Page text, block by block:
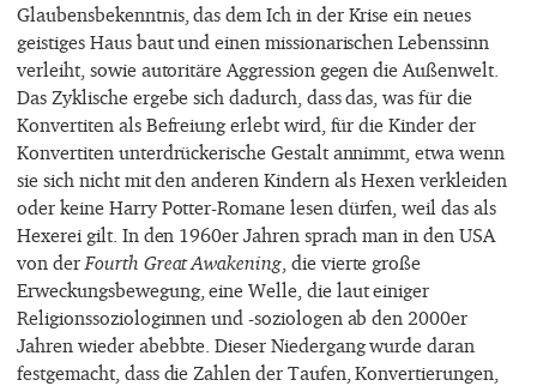
Glaubensbekenntnis, das dem Ich in der Krise ein neues
geistiges Haus baut und einen missionarischen Lebenssinn
verleiht, sowie autoritäre Aggression gegen die Außenwelt.
Das Zyklische ergebe sich dadurch, dass das, was für die
Konvertiten als Befreiung erlebt wird, für die Kinder der
Konvertiten unterdrückerische Gestalt annimmt, etwa wenn
sie sich nicht mit den anderen Kindern als Hexen verkleiden
oder keine Harry Potter-Romane lesen dürfen, weil das als
Hexerei gilt. In den 1960er Jahren sprach man in den USA
von der Fourth Great Awakening, die vierte große
Erweckungsbewegung, eine Welle, die laut einiger
Religionssoziologinnen und -soziologen ab den 2000er
Jahren wieder abebbte. Dieser Niedergang wurde daran
festgemacht, dass die Zahlen der Taufen, Konvertierungen,